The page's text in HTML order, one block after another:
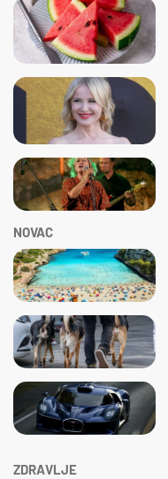
ZDRAVLJE
NOVAC